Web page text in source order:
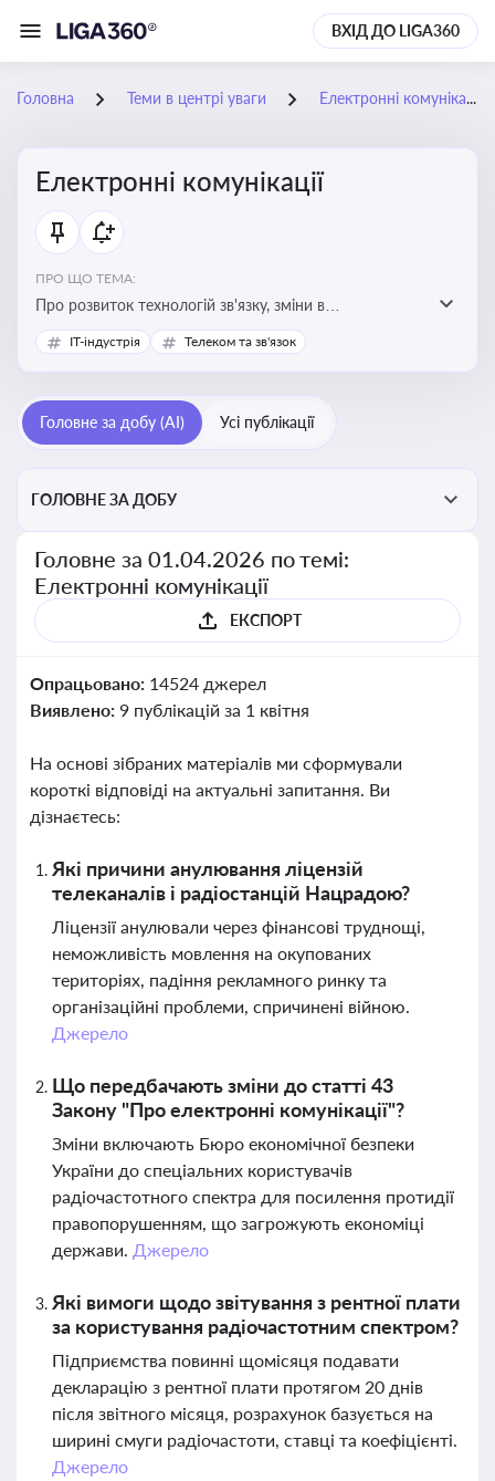
ВХІД ДО LIGA360
Головна Теми в центрі уваги Електронні комунікації
Електронні комунікації
ПРО ЩО ТЕМА:
Про розвиток технологій зв'язку, зміни в
законодавстві, регулювання ринку телекомунікацій,
інновації в сфері мобільних та інтернет-послуг
IT-індустрія Телеком та зв'язок
Головне за добу (AI) Усі публікації
ГОЛОВНЕ ЗА ДОБУ
Головне за 01.04.2026 по темі:
Електронні комунікації
ЕКСПОРТ
Опрацьовано: 14524 джерел
Виявлено: 9 публікацій за 1 квітня
На основі зібраних матеріалів ми сформували
короткі відповіді на актуальні запитання. Ви
дізнаєтесь:
Які причини анулювання ліцензій
телеканалів і радіостанцій Нацрадою?
Ліцензії анулювали через фінансові труднощі,
неможливість мовлення на окупованих
територіях, падіння рекламного ринку та
організаційні проблеми, спричинені війною.
Джерело
Що передбачають зміни до статті 43
Закону "Про електронні комунікації"?
Зміни включають Бюро економічної безпеки
України до спеціальних користувачів
радіочастотного спектра для посилення протидії
правопорушенням, що загрожують економіці
держави. Джерело
Які вимоги щодо звітування з рентної плати
за користування радіочастотним спектром?
Підприємства повинні щомісяця подавати
декларацію з рентної плати протягом 20 днів
після звітного місяця, розрахунок базується на
ширині смуги радіочастоти, ставці та коефіцієнті.
Джерело